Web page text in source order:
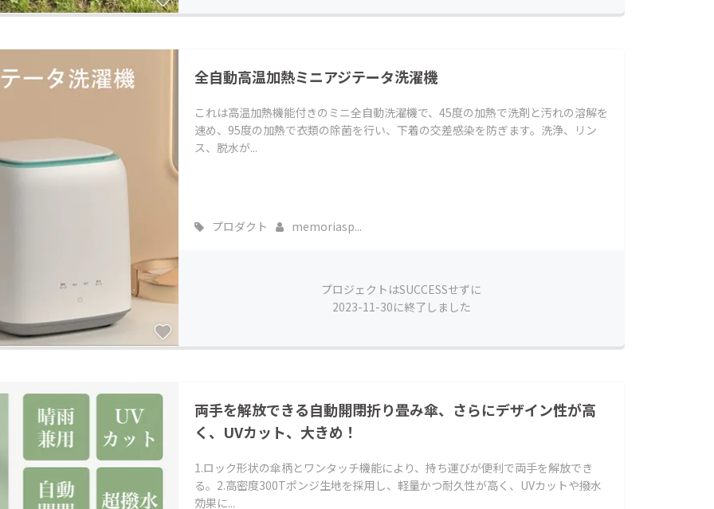
全自動高温加熱ミニアジテータ洗濯機
これは高温加熱機能付きのミニ全自動洗濯機で、45度の加熱で洗剤と汚れの溶解を
速め、95度の加熱で衣類の除菌を行い、下着の交差感染を防ぎます。洗浄、リン
ス、脱水が...
プロダクト memoriasp...
プロジェクトはSUCCESSせずに
2023-11-30に終了しました
両手を解放できる自動開閉折り畳み傘、さらにデザイン性が高
く、UVカット、大きめ！
1.ロック形状の傘柄とワンタッチ機能により、持ち運びが便利で両手を解放でき
る。2.高密度300Tポンジ生地を採用し、軽量かつ耐久性が高く、UVカットや撥水
効果に...